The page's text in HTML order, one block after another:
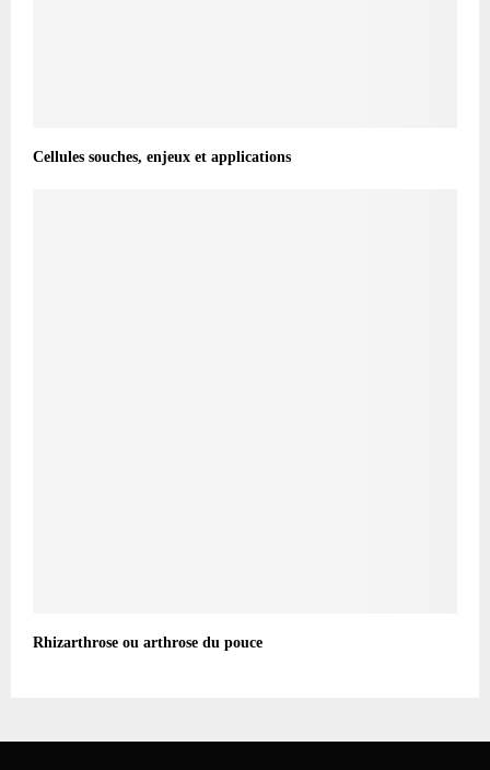
Cellules souches, enjeux et applications
Rhizarthrose ou arthrose du pouce